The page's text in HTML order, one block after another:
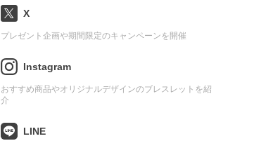
X
プレゼント企画や期間限定のキャンペーンを開催
Instagram
おすすめ商品やオリジナルデザインのブレスレットを紹
介
LINE